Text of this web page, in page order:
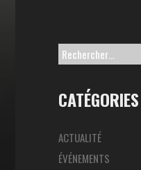
Rechercher :
CATÉGORIES
ACTUALITÉ
ÉVÉNEMENTS